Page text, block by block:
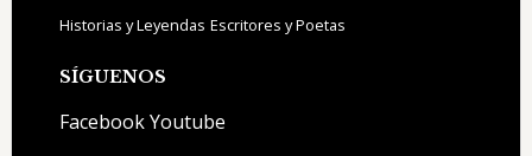
Historias y Leyendas Escritores y Poetas
SÍGUENOS
FacebookYoutube